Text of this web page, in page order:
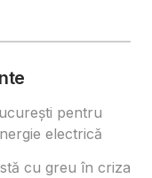
pentru
electrică
cu greu în criza